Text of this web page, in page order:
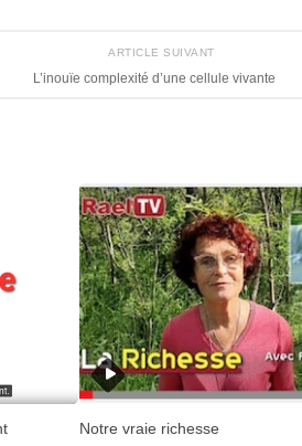
ARTICLE SUIVANT
L’inouïe complexité d’une cellule vivante
Notre vraie richesse